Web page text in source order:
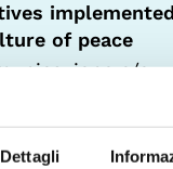
Dettagli
of peace
e/o